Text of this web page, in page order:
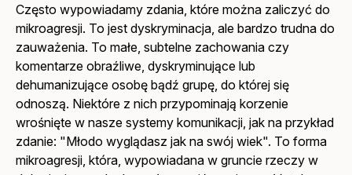
Często wypowiadamy zdania, które można zaliczyć do
mikroagresji. To jest dyskryminacja, ale bardzo trudna do
zauważenia. To małe, subtelne zachowania czy
komentarze obraźliwe, dyskryminujące lub
dehumanizujące osobę bądź grupę, do której się
odnoszą. Niektóre z nich przypominają korzenie
wrośnięte w nasze systemy komunikacji, jak na przykład
zdanie: "Młodo wyglądasz jak na swój wiek". To forma
mikroagresji, która, wypowiadana w gruncie rzeczy w